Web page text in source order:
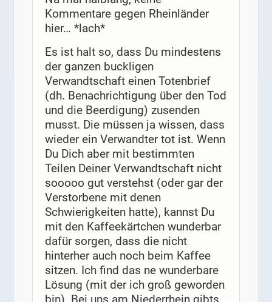
Kommentare gegen Rheinländer
hier… *lach*
Es ist halt so, dass Du mindestens
der ganzen buckligen
Verwandtschaft einen Totenbrief
(dh. Benachrichtigung über den Tod
und die Beerdigung) zusenden
musst. Die müssen ja wissen, dass
wieder ein Verwandter tot ist. Wenn
Du Dich aber mit bestimmten
Teilen Deiner Verwandtschaft nicht
sooooo gut verstehst (oder gar der
Verstorbene mit denen
Schwierigkeiten hatte), kannst Du
mit den Kaffeekärtchen wunderbar
dafür sorgen, dass die nicht
hinterher auch noch beim Kaffee
sitzen. Ich find das ne wunderbare
Lösung (mit der ich groß geworden